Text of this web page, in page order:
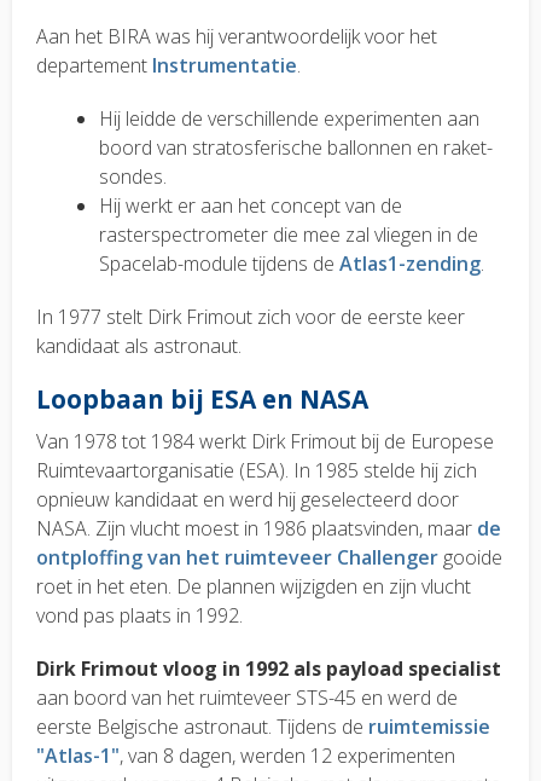
Aan het BIRA was hij verantwoordelijk voor het
departement Instrumentatie.
Hij leidde de verschillende experimenten aan
boord van stratosferische ballonnen en raket-
sondes.
Hij werkt er aan het concept van de
rasterspectrometer die mee zal vliegen in de
Spacelab-module tijdens de Atlas1-zending.
In 1977 stelt Dirk Frimout zich voor de eerste keer
kandidaat als astronaut.
Loopbaan bij ESA en NASA
Van 1978 tot 1984 werkt Dirk Frimout bij de Europese
Ruimtevaartorganisatie (ESA). In 1985 stelde hij zich
opnieuw kandidaat en werd hij geselecteerd door
NASA. Zijn vlucht moest in 1986 plaatsvinden, maar de
ontploffing van het ruimteveer Challenger gooide
roet in het eten. De plannen wijzigden en zijn vlucht
vond pas plaats in 1992.
Dirk Frimout vloog in 1992 als payload specialist
aan boord van het ruimteveer STS-45 en werd de
eerste Belgische astronaut. Tijdens de ruimtemissie
"Atlas-1", van 8 dagen, werden 12 experimenten